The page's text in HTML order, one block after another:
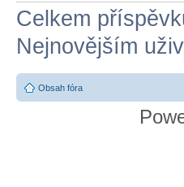
Celkem
Nejnovějším
Obsah fóra